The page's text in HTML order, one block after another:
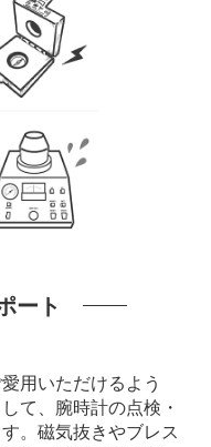
ート
用いただけるよう
て、腕時計の点検・
。磁気抜きやブレス